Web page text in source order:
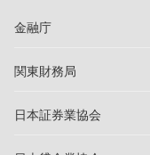
ジにお願いします。 記
ら、専用ページ
結果を得られない場合